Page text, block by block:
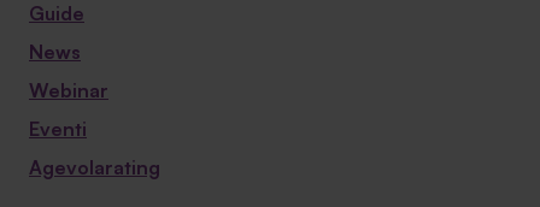
Guide
News
Webinar
Eventi
Agevolarating